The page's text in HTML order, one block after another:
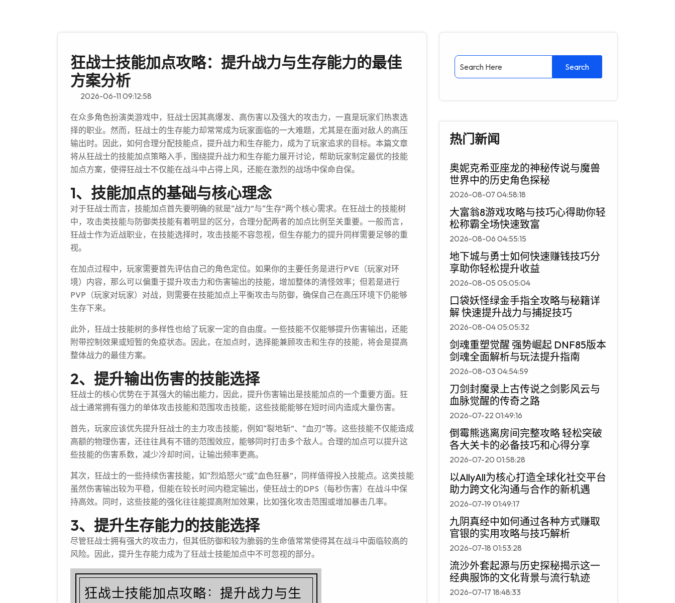
狂战士技能加点攻略：提升战力与生存能力的最佳
方案分析
2026-06-11 09:12:58
在众多角色扮演类游戏中，狂战士因其高爆发、高伤害以及强大的攻击力，一直是玩家们热衷选
择的职业。然而，狂战士的生存能力却常常成为玩家面临的一大难题，尤其是在面对敌人的高压
输出时。因此，如何合理分配技能点，提升战力和生存能力，成为了玩家追求的目标。本篇文章
将从狂战士的技能加点策略入手，围绕提升战力和生存能力展开讨论，帮助玩家制定最优的技能
加点方案，使得狂战士不仅能在战斗中占得上风，还能在激烈的战场中保命自保。
1、技能加点的基础与核心理念
对于狂战士而言，技能加点首先要明确的就是“战力”与“生存”两个核心需求。在狂战士的技能树
中，攻击类技能与防御类技能有着明显的区分，合理分配两者的加点比例至关重要。一般而言，
狂战士作为近战职业，在技能选择时，攻击技能不容忽视，但生存能力的提升同样需要足够的重
视。
在加点过程中，玩家需要首先评估自己的角色定位。如果你的主要任务是进行PVE（玩家对环
境）内容，那么可以偏重于提升攻击力和伤害输出的技能，增加整体的清怪效率；但若是进行
PVP（玩家对玩家）对战，则需要在技能加点上平衡攻击与防御，确保自己在高压环境下仍能够
生存下来。
此外，狂战士技能树的多样性也给了玩家一定的自由度。一些技能不仅能够提升伤害输出，还能
附带控制效果或短暂的免疫状态。因此，在加点时，选择能兼顾攻击和生存的技能，将会是提高
整体战力的最佳方案。
2、提升输出伤害的技能选择
狂战士的核心优势在于其强大的输出能力，因此，提升伤害输出是技能加点的一个重要方面。狂
战士通常拥有强力的单体攻击技能和范围攻击技能，这些技能能够在短时间内造成大量伤害。
首先，玩家应该优先提升狂战士的主力攻击技能，例如“裂地斩”、“血刃”等。这些技能不仅能造成
高额的物理伤害，还往往具有不错的范围效应，能够同时打击多个敌人。合理的加点可以提升这
些技能的伤害系数，减少冷却时间，让输出频率更高。
其次，狂战士的一些持续伤害技能，如“烈焰怒火”或“血色狂暴”，同样值得投入技能点。这类技能
虽然伤害输出较为平稳，但能在较长时间内稳定输出，使狂战士的DPS（每秒伤害）在战斗中保
持高效。同时，这些技能的强化往往能提高附加效果，比如强化攻击范围或增加暴击几率。
3、提升生存能力的技能选择
尽管狂战士拥有强大的攻击力，但其低防御和较为脆弱的生命值常常使得其在战斗中面临较高的
风险。因此，提升生存能力成为了狂战士技能加点中不可忽视的部分。
热门新闻
奥妮克希亚座龙的神秘传说与魔兽
世界中的历史角色探秘
2026-08-07 04:58:18
大富翁8游戏攻略与技巧心得助你轻
松称霸全场快速致富
2026-08-06 04:55:15
地下城与勇士如何快速赚钱技巧分
享助你轻松提升收益
2026-08-05 05:05:04
口袋妖怪绿金手指全攻略与秘籍详
解 快速提升战力与捕捉技巧
2026-08-04 05:05:32
剑魂重塑觉醒 强势崛起 DNF85版本
剑魂全面解析与玩法提升指南
2026-08-03 04:54:59
刀剑封魔录上古传说之剑影风云与
血脉觉醒的传奇之路
2026-07-22 01:49:16
倒霉熊逃离房间完整攻略 轻松突破
各大关卡的必备技巧和心得分享
2026-07-20 01:58:28
以AllyAll为核心打造全球化社交平台
助力跨文化沟通与合作的新机遇
2026-07-19 01:49:17
九阴真经中如何通过各种方式赚取
官银的实用攻略与技巧解析
2026-07-18 01:53:28
流沙外套起源与历史探秘揭示这一
经典服饰的文化背景与流行轨迹
2026-07-17 18:48:33